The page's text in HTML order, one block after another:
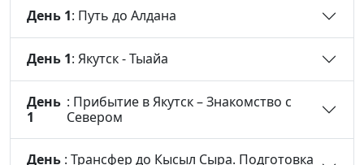
День 1: Путь до Алдана
День 1: Якутск - Тыайа
День
1
: Прибытие в Якутск – Знакомство с
Севером
День : Трансфер до Кысыл Сыра. Подготовка